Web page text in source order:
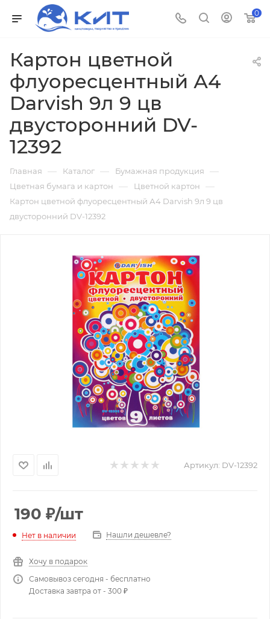
0
Картон цветной
флуоресцентный А4
Darvish 9л 9 цв
двусторонний DV-
12392
Главная — Каталог — Бумажная продукция —
Цветная бумага и картон — Цветной картон —
Картон цветной флуоресцентный А4 Darvish 9л 9 цв
двусторонний DV-12392
Артикул: DV-12392
190 ₽/шт
Нет в наличии Нашли дешевле?
Хочу в подарок
Самовывоз сегодня - бесплатно
Доставка завтра от - 300 ₽